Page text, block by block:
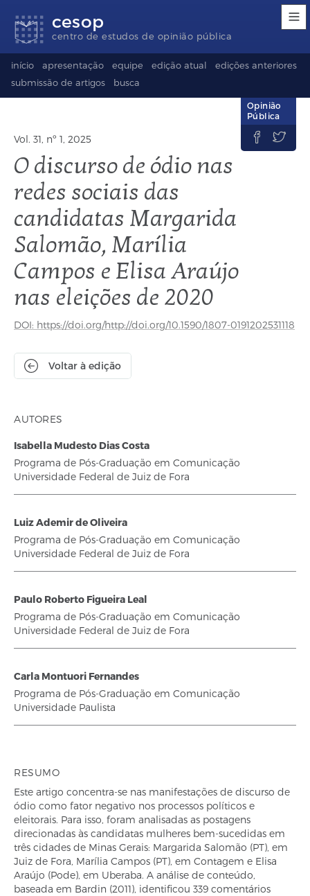
acessibilidade
para
conteúdo
para
rodapé
idioma
(Language
selection)
cesop
centro de estudos de opinião pública
início apresentação equipe edição atual
edições anteriores
submissão de artigos
busca
Vol. 31, nº 1, 2025
O discurso de ódio nas
redes sociais das
candidatas Margarida
Salomão, Marília
Campos e Elisa Araújo
nas eleições de 2020
DOI: https://doi.org/http://doi.org/10.1590/1807-0191202531118
Voltar à edição
Opinião
Pública
 
AUTORES
Isabella Mudesto Dias Costa
Programa de Pós-Graduação em Comunicação
Universidade Federal de Juiz de Fora
Luiz Ademir de Oliveira
Programa de Pós-Graduação em Comunicação
Universidade Federal de Juiz de Fora
Paulo Roberto Figueira Leal
Programa de Pós-Graduação em Comunicação
Universidade Federal de Juiz de Fora
Carla Montuori Fernandes
Programa de Pós-Graduação em Comunicação
Universidade Paulista
RESUMO
Este artigo concentra-se nas manifestações de discurso de
ódio como fator negativo nos processos políticos e
eleitorais. Para isso, foram analisadas as postagens
direcionadas às candidatas mulheres bem-sucedidas em
três cidades de Minas Gerais: Margarida Salomão (PT), em
Juiz de Fora, Marília Campos (PT), em Contagem e Elisa
Araújo (Pode), em Uberaba. A análise de conteúdo,
baseada em Bardin (2011), identificou 339 comentários